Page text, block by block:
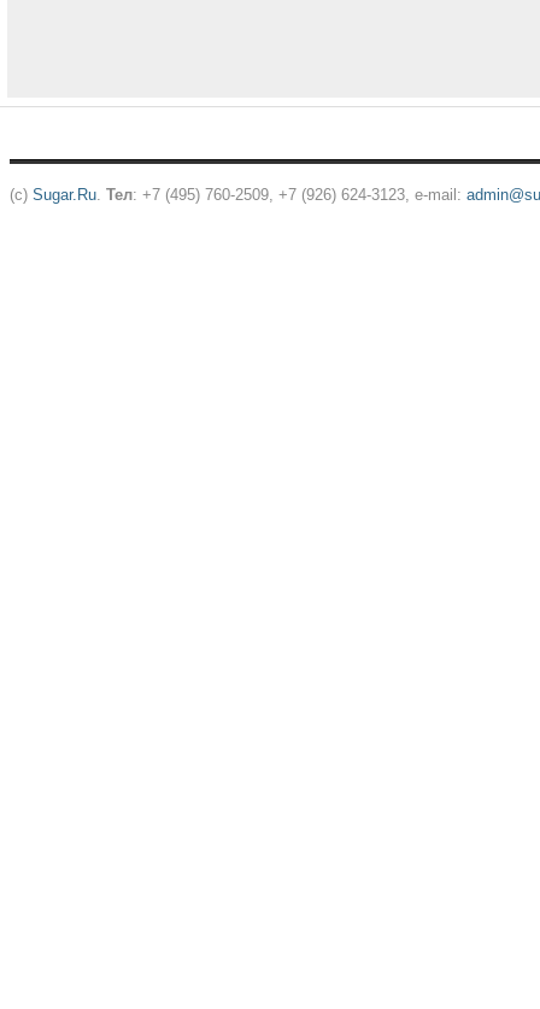
(c) Sugar.Ru. Тел: +7 (495) 760-2509, +7 (926) 624-3123, e-mail: